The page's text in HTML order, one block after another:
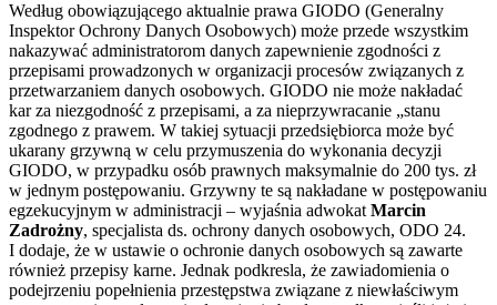
Według obowiązującego aktualnie prawa GIODO (Generalny
Inspektor Ochrony Danych Osobowych) może przede wszystkim
nakazywać administratorom danych zapewnienie zgodności z
przepisami prowadzonych w organizacji procesów związanych z
przetwarzaniem danych osobowych. GIODO nie może nakładać
kar za niezgodność z przepisami, a za nieprzywracanie „stanu
zgodnego z prawem. W takiej sytuacji przedsiębiorca może być
ukarany grzywną w celu przymuszenia do wykonania decyzji
GIODO, w przypadku osób prawnych maksymalnie do 200 tys. zł
w jednym postępowaniu. Grzywny te są nakładane w postępowaniu
egzekucyjnym w administracji – wyjaśnia adwokatMarcin
Zadrożny, specjalista ds. ochrony danych osobowych, ODO 24.
I dodaje, że w ustawie o ochronie danych osobowych są zawarte
również przepisy karne. Jednak podkresla, że zawiadomienia o
podejrzeniu popełnienia przestępstwa związane z niewłaściwym